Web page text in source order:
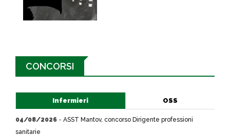
CONCORSI
Infermieri OSS
04/08/2026 - ASST Mantov, concorso Dirigente professioni
sanitarie